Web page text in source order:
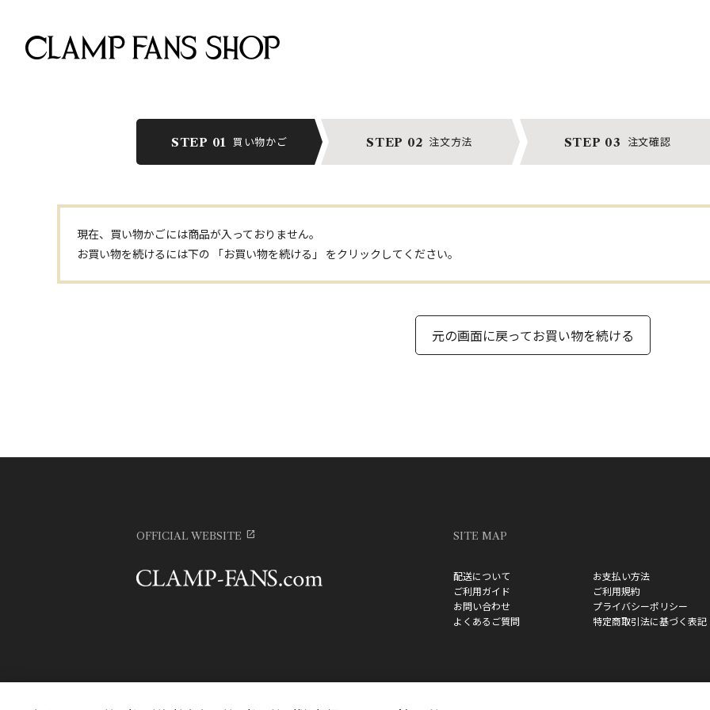
STEP 01 買い物かご STEP 02 注文方法 STEP 03 注文確認
現在、買い物かごには商品が入っておりません。
お買い物を続けるには下の 「お買い物を続ける」 をクリックしてください。
元の画面に戻ってお買い物を続ける
OFFICIAL WEBSITE SITE MAP
配送について
お支払い方法
ご利用ガイド
ご利用規約
お問い合わせ
プライバシーポリシー
よくあるご質問
特定商取引法に基づく表記